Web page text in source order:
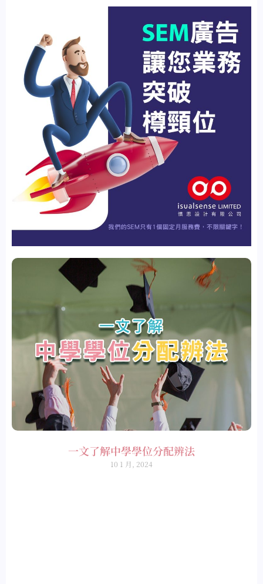
一文了解中學學位分配辨法
10 1 月, 2024